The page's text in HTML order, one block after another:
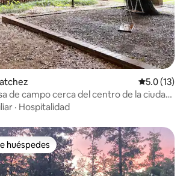
Calificación
5.0 (13)
de campo cerca del centro de la ciudad
· Hospitalidad
Favorito entre huéspedes
huéspedes